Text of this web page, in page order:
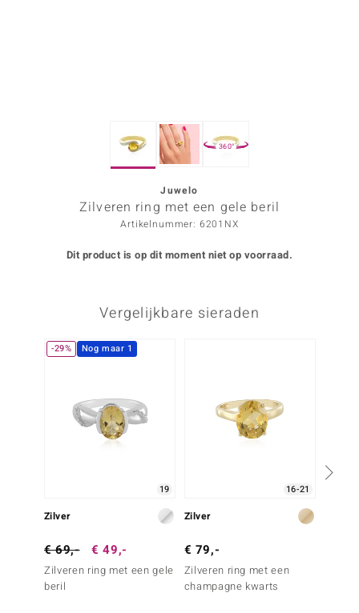
Collection
360°
Juwelo
Zilveren ring met een gele beril
Artikelnummer: 6201NX
Dit product is op dit moment niet op voorraad.
Vergelijkbare sieraden
-29% Nog maar 1
19
Zilver
€ 69,- € 49,-
Zilveren ring met een gele
beril
16-21
Zilver
€ 79,-
Zilveren ring met een
champagne kwarts